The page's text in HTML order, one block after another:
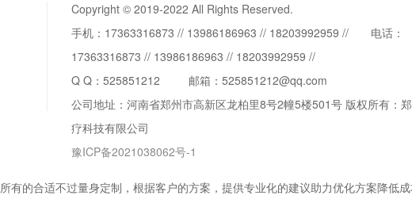
Copyright © 2019-2022 All Rights Reserved.
手机：17363316873 // 13986186963 // 18203992959 // 电话：
17363316873 // 13986186963 // 18203992959 //
Q Q： 525851212 邮箱：525851212@qq.com
公司地址：河南省郑州市高新区龙柏里8号2幢5楼501号 版权所有：
疗科技有限公司
豫ICP备2021038062号-1
所有的合适不过量身定制，根据客户的方案，提供专业化的建议助力优化方案降低